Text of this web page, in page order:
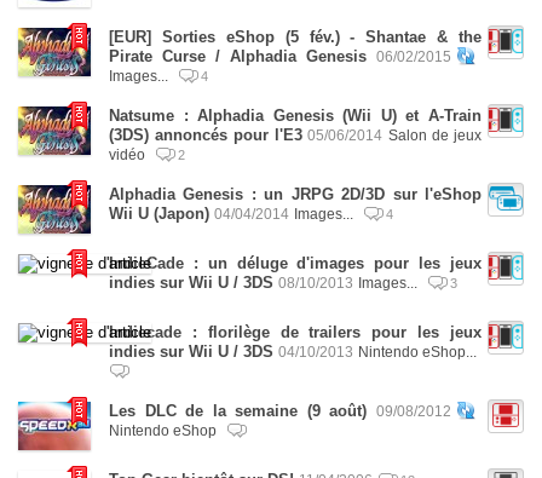
[EUR] Sorties eShop (5 fév.) - Shantae & the
Pirate Curse / Alphadia Genesis
06/02/2015
Images...
4
Natsume : Alphadia Genesis (Wii U) et A-Train
(3DS) annoncés pour l'E3 05/06/2014 Salon de jeux
vidéo
2
Alphadia Genesis : un JRPG 2D/3D sur l'eShop
Wii U (Japon) 04/04/2014 Images... 4
IndieCade : un déluge d'images pour les jeux
indies sur Wii U / 3DS 08/10/2013 Images... 3
Indiecade : florilège de trailers pour les jeux
indies sur Wii U / 3DS 04/10/2013 Nintendo eShop...
Les DLC de la semaine (9 août)
09/08/2012
Nintendo eShop